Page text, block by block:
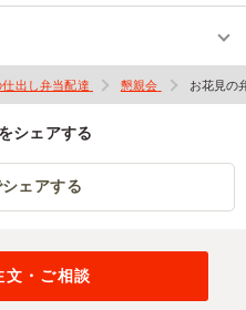
出し弁当配達 懇親会 お花見の
シェアする
ェアする
文・ご相談